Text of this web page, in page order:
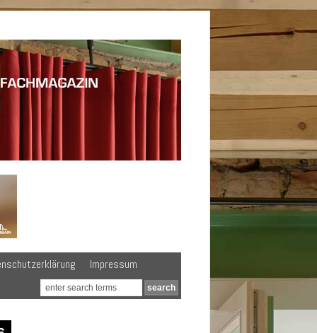
Impressum